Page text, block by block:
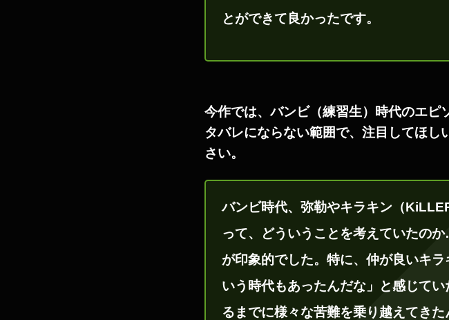
とができて良かったです。
今作では、バンビ（練習生）時代のエピ
タバレにならない範囲で、注目してほ
さい。
バンビ時代、弥勒やキラキン（
って、どういうことを考えていたの
が印象的でした。特に、仲が良いキ
いう時代もあったんだな」と感じて
るまでに様々な苦難を乗り越えてき